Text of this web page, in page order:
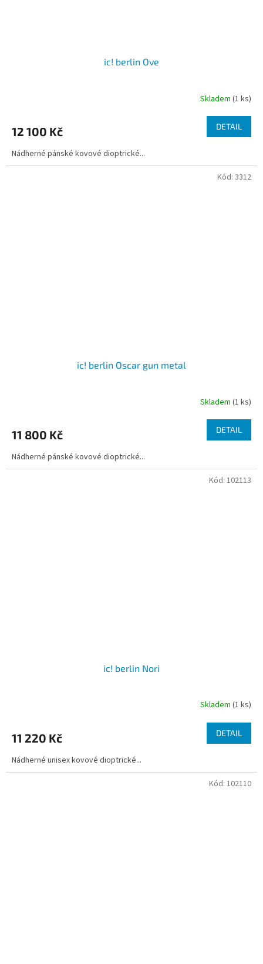
ic! berlin Ove
Skladem (1 ks)
12 100 Kč DETAIL
Nádherné pánské kovové dioptrické...
ic! berlin Oscar gun metal
Skladem (1 ks)
11 800 Kč DETAIL
Nádherné pánské kovové dioptrické...
Kód: 3312
ic! berlin Nori
Skladem (1 ks)
11 220 Kč DETAIL
Nádherné unisex kovové dioptrické...
Kód: 102113
Kód: 102110